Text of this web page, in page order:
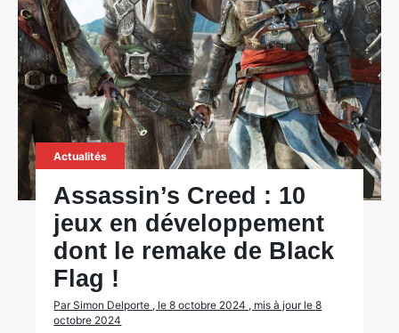
Actualités
Assassin’s Creed : 10
jeux en développement
dont le remake de Black
Flag !
Par Simon Delporte , le 8 octobre 2024 , mis à jour le 8
octobre 2024